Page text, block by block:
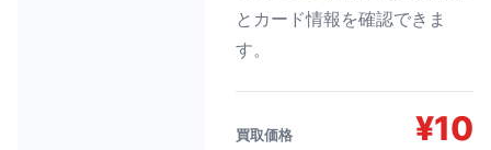
とカード情報を確認できま
す。
買取価格 ¥10